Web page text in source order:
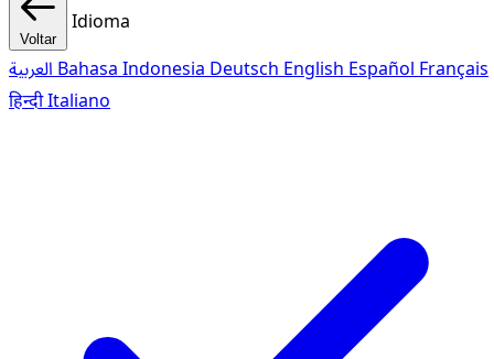
Voltar
Idioma
Bahasa Indonesia Deutsch English Español Français
हिन्दीItaliano